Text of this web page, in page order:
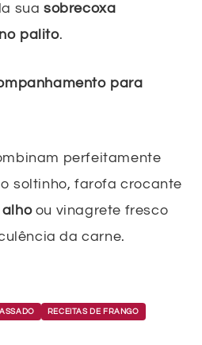
suasobrecoxa
palito.
para
perfeitamente
soltinho, farofa crocante
ou vinagrete fresco
da carne.
RECEITAS DE FRANGO